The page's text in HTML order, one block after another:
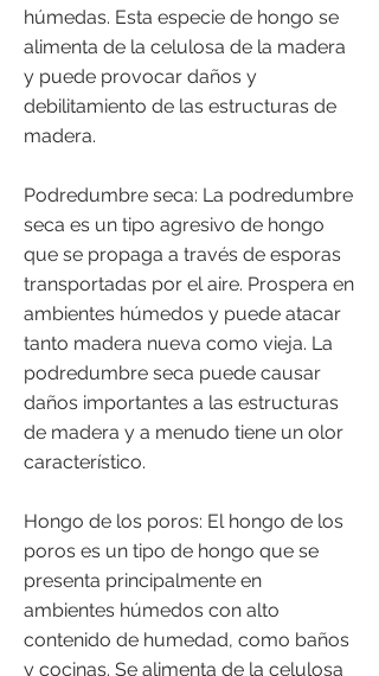
húmedas. Esta especie de hongo se
alimenta de la celulosa de la madera
y puede provocar daños y
debilitamiento de las estructuras de
madera.
Podredumbre seca: La podredumbre
seca es un tipo agresivo de hongo
que se propaga a través de esporas
transportadas por el aire. Prospera en
ambientes húmedos y puede atacar
tanto madera nueva como vieja. La
podredumbre seca puede causar
daños importantes a las estructuras
de madera y a menudo tiene un olor
característico.
Hongo de los poros: El hongo de los
poros es un tipo de hongo que se
presenta principalmente en
ambientes húmedos con alto
contenido de humedad, como baños
y cocinas. Se alimenta de la celulosa